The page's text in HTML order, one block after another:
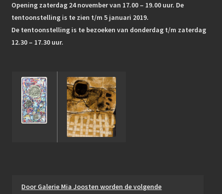
Opening zaterdag 24 november van 17.00 – 19.00 uur. De
tentoonstelling is te zien t/m 5 januari 2019.
De tentoonstelling is te bezoeken van donderdag t/m zaterdag
12.30 – 17.30 uur.
Door Galerie Mia Joosten worden de volgende